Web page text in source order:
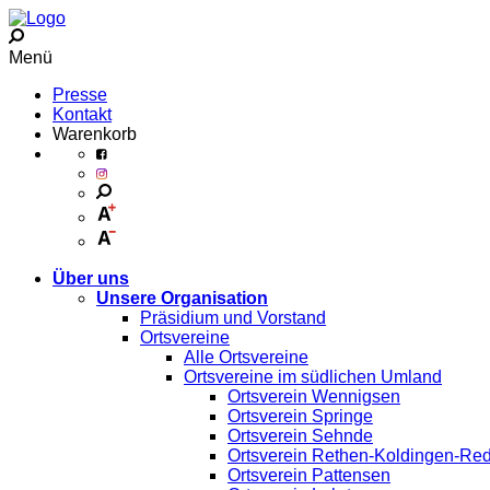
Menü
Presse
Kontakt
Warenkorb
Über uns
Unsere Organisation
Präsidium und Vorstand
Ortsvereine
Alle Ortsvereine
Ortsvereine im südlichen Umland
Ortsverein Wennigsen
Ortsverein Springe
Ortsverein Sehnde
Ortsverein Rethen-Koldingen-
Ortsverein Pattensen